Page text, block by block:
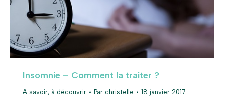
Insomnie – Comment la traiter ?
A savoir, à découvrir Par christelle 18 janvier 2017